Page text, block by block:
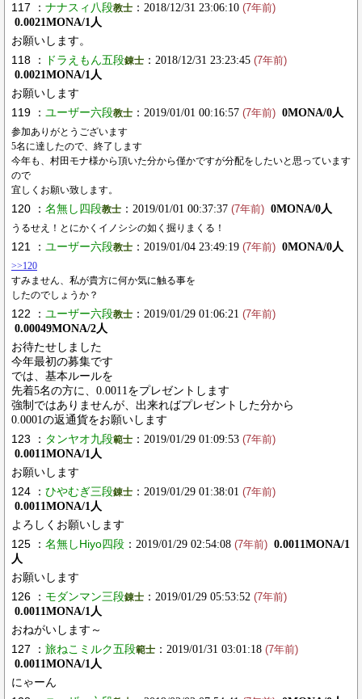
117 ： ナナスィ八段教士 ：2018/12/31 23:06:10 (7年前)
0.0021MONA/1人
お願いします。
118 ： ドラえもん五段錬士 ：2018/12/31 23:23:45 (7年前)
0.0021MONA/1人
お願いします
119 ： ユーザー六段教士 ：2019/01/01 00:16:57 (7年前) 0MONA/0人
参加ありがとうございます
5名に達したので、終了します
今年も、村田モナ様から頂いた分から僅かですが分配をしたいと思っています
ので
宜しくお願い致します。
120 ： 名無し四段教士 ：2019/01/01 00:37:37 (7年前) 0MONA/0人
うるせえ！とにかくイノシシの如く掘りまくる！
121 ： ユーザー六段教士 ：2019/01/04 23:49:19 (7年前) 0MONA/0人
>>120
すみません、私が貴方に何か気に触る事を
したのでしょうか？
122 ： ユーザー六段教士 ：2019/01/29 01:06:21 (7年前)
0.00049MONA/2人
お待たせしました
今年最初の募集です
では、基本ルールを
先着5名の方に、0.0011をプレゼントします
強制ではありませんが、出来ればプレゼントした分から
0.0001の返通貨をお願いします
123 ： タンヤオ九段範士 ：2019/01/29 01:09:53 (7年前)
0.0011MONA/1人
お願いします
124 ： ひやむぎ三段錬士 ：2019/01/29 01:38:01 (7年前)
0.0011MONA/1人
よろしくお願いします
125 ： 名無しHiyo四段 ：2019/01/29 02:54:08 (7年前) 0.0011MONA/1
人
お願いします
126 ： モダンマン三段錬士 ：2019/01/29 05:53:52 (7年前)
0.0011MONA/1人
おねがいします～
127 ： 旅ねこミルク五段範士 ：2019/01/31 03:01:18 (7年前)
0.0011MONA/1人
にゃーん